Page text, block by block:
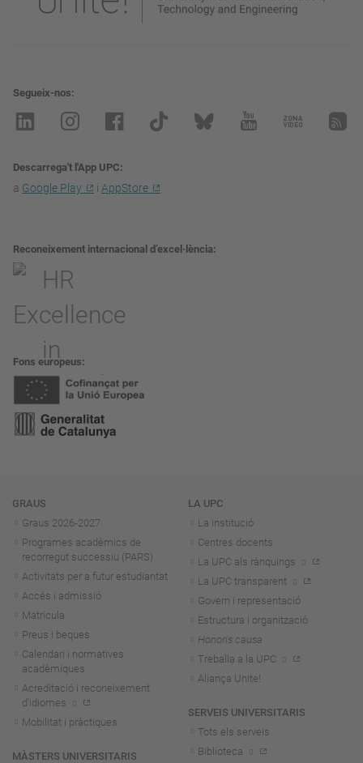
Segueix-nos
Descarrega't l'App UPC
a Google Play i AppStore
Reconeixement internacional d’excel·lència
Fons europeus
Navegació
GRAUS
Graus 2026-2027
Programes acadèmics de
recorregut successiu (PARS)
Activitats per a futur estudiantat
Accés i admissió
Matrícula
Preus i beques
Calendari i normatives
acadèmiques
Acreditació i reconeixement
d'idiomes
Mobilitat i pràctiques
MÀSTERS UNIVERSITARIS
LA UPC
La institució
Centres docents
La UPC als rànquings
La UPC transparent
Govern i representació
Estructura i organització
Honoris causa
Treballa a la UPC
Aliança Unite!
SERVEIS UNIVERSITARIS
Tots els serveis
Biblioteca